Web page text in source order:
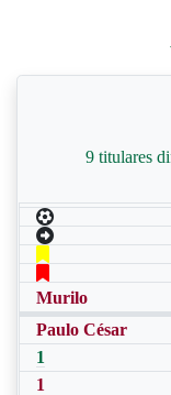
9 titulares
Murilo
Paulo César
1
1